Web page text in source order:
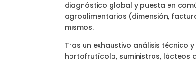
diagnóstico global y puesta en
agroalimentarios (dimensión,
mismos.
Tras un exhaustivo análisis técnico
hortofrutícola, suministros, lácteos